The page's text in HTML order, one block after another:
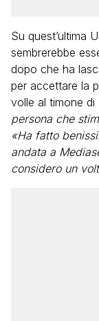
Su quest’ultima
sembrerebbe
dopo che ha
per accettare la
volle al timone di
persona che
«Ha fatto
andata a
considero un